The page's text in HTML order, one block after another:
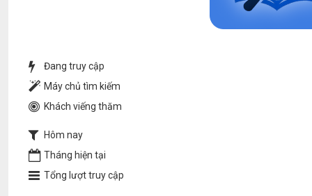
Đang truy cập
Máy chủ tìm kiếm
Khách viếng thăm
Hôm nay
Tháng hiện tại
Tổng lượt truy cập